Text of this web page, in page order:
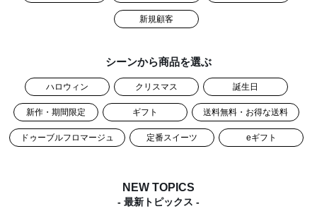
新規顧客
シーンから商品を選ぶ
ハロウィン クリスマス 誕生日
新作・期間限定 ギフト 送料無料・お得な送料
ドゥーブルフロマージュ 定番スイーツ eギフト
NEW TOPICS
- 最新トピックス -